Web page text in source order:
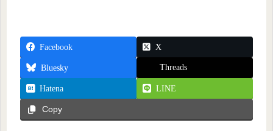
Facebook X
Bluesky Threads
Hatena LINE
Copy